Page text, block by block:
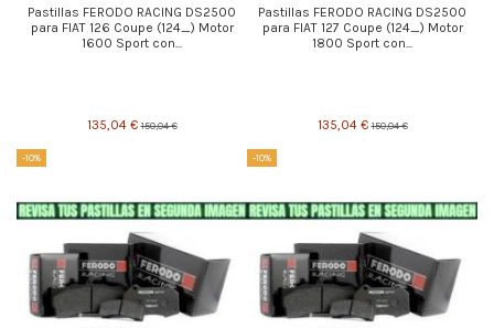
Pastillas FERODO RACING DS2500
para FIAT 126 Coupe (124_) Motor
1600 Sport con...
135,04 € 150,04 €
Pastillas FERODO RACING DS2500
para FIAT 127 Coupe (124_) Motor
1800 Sport con...
135,04 € 150,04 €
-10% -10%